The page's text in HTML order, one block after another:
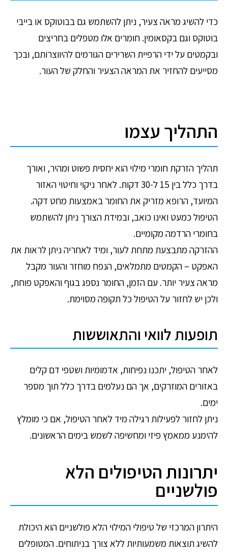
כדי להשיג מראה צעיר, ניתן להשתמש גם בבוטוקס או בייבי
בוטוקס וגם בקסאומין. חומרים אלו מטפלים בחריצים
ובקמטים על ידי הרפיית השרירים הגורמים להיווצרותם, ובכך
מסייעים להחזיר את המראה הצעיר והחלק של העור.
התהליך עצמו
תהליך הזרקת חומרי מילוי הוא יחסית פשוט ומהיר, ואורך
בדרך כלל בין 15 ל-30 דקות. לאחר ניקוי וחיטוי האזור
המיועד, הרופא מזריק את החומר באמצעות מחט דקה.
הטיפול כמעט ואינו כואב, ובמידת הצורך ניתן להשתמש
בחומרי הרדמה מקומיים.
ההזרקה מתבצעת מתחת לעור, ומיד לאחריה ניתן לראות את
האפקט – הקמטים מתמלאים, הנפח מוחזר והעור מקבל
מראה צעיר יותר. עם הזמן, החומר נספג בגוף והאפקט פוחת,
ולכן יש לחזור על הטיפול כל תקופה מסוימת.
תופעות לוואי והתאוששות
לאחר הטיפול, יתכנו נפיחות, אדמומיות ושטפי דם קלים
באזורים המוזרקים, אך הם נעלמים בדרך כלל תוך מספר
ימים.
ניתן לחזור לפעילות רגילה מיד לאחר הטיפול, אם כי מומלץ
להימנע ממאמץ פיזי ומחשיפה לשמש בימים הראשונים.
יתרונות הטיפולים הלא
פולשניים
היתרון המרכזי של טיפולי המילוי הלא פולשניים הוא היכולת
להשיג תוצאות משמעותיות ללא צורך בניתוחים. המטופלים